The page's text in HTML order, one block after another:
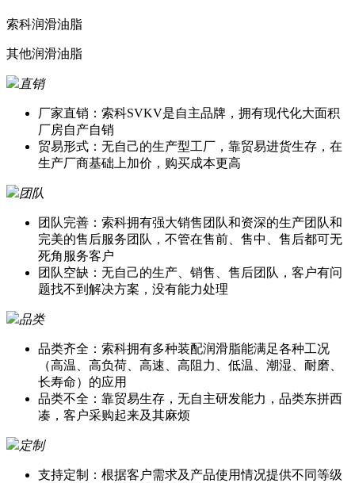
索科润滑油脂
其他润滑油脂
直销
厂家直销：索科SVKV是自主品牌，拥有现代化大面积
厂房自产自销
贸易形式：无自己的生产型工厂，靠贸易进货生存，在
生产厂商基础上加价，购买成本更高
团队
团队完善：索科拥有强大销售团队和资深的生产团队和
完美的售后服务团队，不管在售前、售中、售后都可无
死角服务客户
团队空缺：无自己的生产、销售、售后团队，客户有问
题找不到解决方案，没有能力处理
品类
品类齐全：索科拥有多种装配润滑脂能满足各种工况
（高温、高负荷、高速、高阻力、低温、潮湿、耐磨、
长寿命）的应用
品类不全：靠贸易生存，无自主研发能力，品类东拼西
凑，客户采购起来及其麻烦
定制
支持定制：根据客户需求及产品使用情况提供不同等级